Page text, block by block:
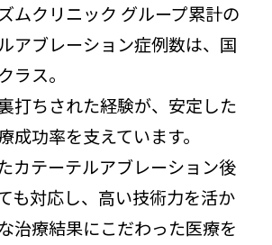
ムクリニック グループ累計の
アブレーション症例数は、国
ラス。
打ちされた経験が、安定した
成功率を支えています。
カテーテルアブレーション後
も対応し、高い技術力を活か
治療結果にこだわった医療を